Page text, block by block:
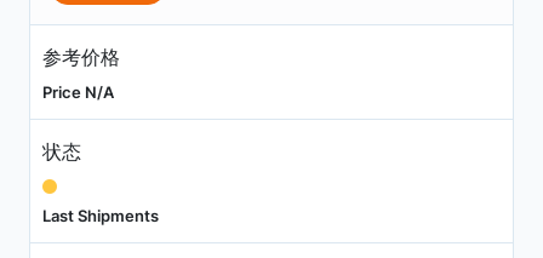
参考价格
Price N/A
状态
Last Shipments